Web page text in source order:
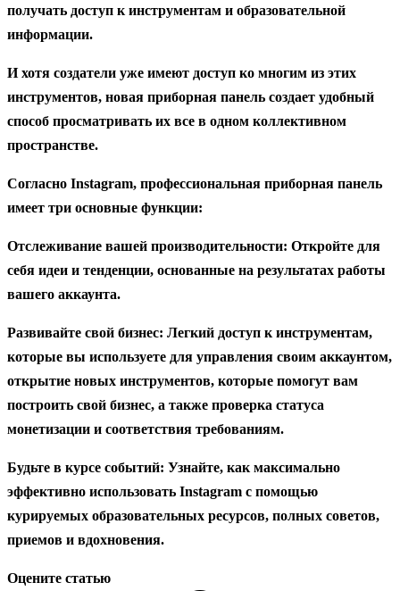
получать доступ к инструментам и образовательной
информации.
И хотя создатели уже имеют доступ ко многим из этих
инструментов, новая приборная панель создает удобный
способ просматривать их все в одном коллективном
пространстве.
Согласно Instagram, профессиональная приборная панель
имеет три основные функции:
Отслеживание вашей производительности: Откройте для
себя идеи и тенденции, основанные на результатах работы
вашего аккаунта.
Развивайте свой бизнес: Легкий доступ к инструментам,
которые вы используете для управления своим аккаунтом,
открытие новых инструментов, которые помогут вам
построить свой бизнес, а также проверка статуса
монетизации и соответствия требованиям.
Будьте в курсе событий: Узнайте, как максимально
эффективно использовать Instagram с помощью
курируемых образовательных ресурсов, полных советов,
приемов и вдохновения.
Оцените статью